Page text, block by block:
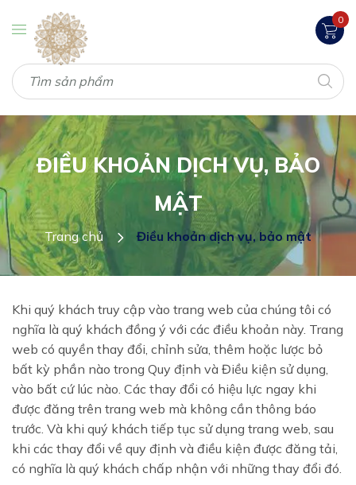
0
ĐIỀU KHOẢN DỊCH VỤ, BẢO
MẬT
Trang chủ Điều khoản dịch vụ, bảo mật
Khi quý khách truy cập vào trang web của chúng tôi có
nghĩa là quý khách đồng ý với các điều khoản này. Trang
web có quyền thay đổi, chỉnh sửa, thêm hoặc lược bỏ
bất kỳ phần nào trong Quy định và Điều kiện sử dụng,
vào bất cứ lúc nào. Các thay đổi có hiệu lực ngay khi
được đăng trên trang web mà không cần thông báo
trước. Và khi quý khách tiếp tục sử dụng trang web, sau
khi các thay đổi về quy định và điều kiện được đăng tải,
có nghĩa là quý khách chấp nhận với những thay đổi đó.